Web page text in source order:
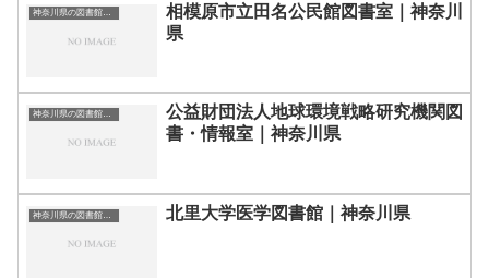
神奈川県の図書館｜勉強できる場所
相模原市立田名公民館図書室｜神奈川
県
神奈川県の図書館｜勉強できる場所
公益財団法人地球環境戦略研究機関図
書・情報室｜神奈川県
神奈川県の図書館｜勉強できる場所 北里大学医学図書館｜神奈川県